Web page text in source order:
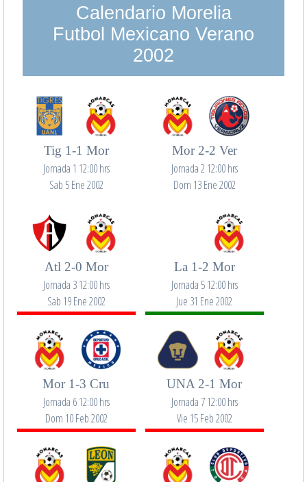
Calendario Morelia
Futbol Mexicano Verano
2002
Tig 1-1 Mor
Jornada 1 12:00 hrs
Sab 5 Ene 2002
Mor 2-2 Ver
Jornada 2 12:00 hrs
Dom 13 Ene 2002
Atl 2-0 Mor
Jornada 3 12:00 hrs
Sab 19 Ene 2002
La 1-2 Mor
Jornada 5 12:00 hrs
Jue 31 Ene 2002
Mor 1-3 Cru
Jornada 6 12:00 hrs
Dom 10 Feb 2002
UNA 2-1 Mor
Jornada 7 12:00 hrs
Vie 15 Feb 2002